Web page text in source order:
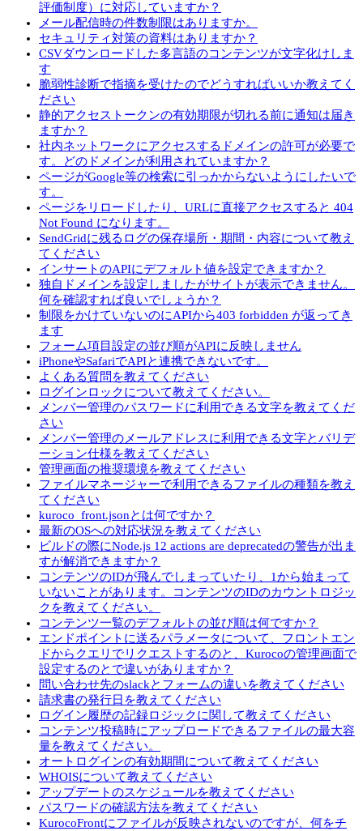
評価制度）に対応していますか？
メール配信時の件数制限はありますか。
セキュリティ対策の資料はありますか？
CSVダウンロードした多言語のコンテンツが文字化けしま
す
脆弱性診断で指摘を受けたのでどうすればいいか教えてく
ださい
静的アクセストークンの有効期限が切れる前に通知は届き
ますか？
社内ネットワークにアクセスするドメインの許可が必要で
す。どのドメインが利用されていますか？
ページがGoogle等の検索に引っかからないようにしたいで
す。
ページをリロードしたり、URLに直接アクセスすると 404
Not Found になります。
SendGridに残るログの保存場所・期間・内容について教え
てください
インサートのAPIにデフォルト値を設定できますか？
独自ドメインを設定しましたがサイトが表示できません。
何を確認すれば良いでしょうか？
制限をかけていないのにAPIから403 forbidden が返ってき
ます
フォーム項目設定の並び順がAPIに反映しません
iPhoneやSafariでAPIと連携できないです。
よくある質問を教えてください
ログインロックについて教えてください。
メンバー管理のパスワードに利用できる文字を教えてくだ
さい
メンバー管理のメールアドレスに利用できる文字とバリデ
ーション仕様を教えてください
管理画面の推奨環境を教えてください
ファイルマネージャーで利用できるファイルの種類を教え
てください
kuroco_front.jsonとは何ですか？
最新のOSへの対応状況を教えてください
ビルドの際にNode.js 12 actions are deprecatedの警告が出ま
すが解消できますか？
コンテンツのIDが飛んでしまっていたり、1から始まって
いないことがあります。コンテンツのIDのカウントロジッ
クを教えてください。
コンテンツ一覧のデフォルトの並び順は何ですか？
エンドポイントに送るパラメータについて、フロントエン
ドからクエリでリクエストするのと、Kurocoの管理画面で
設定するのとで違いがありますか？
問い合わせ先のslackとフォームの違いを教えてください
請求書の発行日を教えてください
ログイン履歴の記録ロジックに関して教えてください
コンテンツ投稿時にアップロードできるファイルの最大容
量を教えてください。
オートログインの有効期間について教えてください
WHOISについて教えてください
アップデートのスケジュールを教えてください
パスワードの確認方法を教えてください
KurocoFrontにファイルが反映されないのですが、何をチ